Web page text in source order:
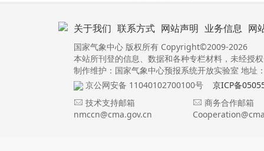
关于我们 联系方式 网站声明 业务信息 网
国家气象中心 版权所有 Copyright©2009-2026
本站所刊登的信息、数据和各种专栏材料，未经授
制作维护：国家气象中心预报系统开放实验室 地址
京公网安备 11040102700100号
京ICP备
技术支持邮箱
nmccn@cma.gov.cn
商务合作邮箱